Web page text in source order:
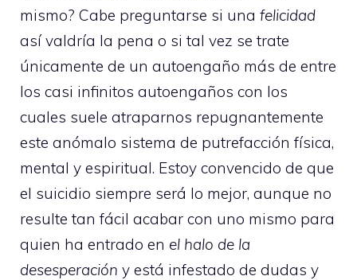
mismo? Cabe preguntarse si una felicidad
así valdría la pena o si tal vez se trate
únicamente de un autoengaño más de entre
los casi infinitos autoengaños con los
cuales suele atraparnos repugnantemente
este anómalo sistema de putrefacción física,
mental y espiritual. Estoy convencido de que
el suicidio siempre será lo mejor, aunque no
resulte tan fácil acabar con uno mismo para
quien ha entrado en el halo de la
desesperación y está infestado de dudas y